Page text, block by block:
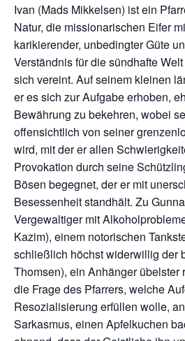
Ivan (Mads Mikkelsen) ist ein
Natur, die missionarischen Eifer
karikierender, unbedingter Güte
Verständnis für die sündhafte
sich vereint. Auf seinem kleinen
er es sich zur Aufgabe erhoben,
Bewährung zu bekehren, wobei
offensichtlich von seiner
wird, mit der er allen
Provokation durch seine
Bösen begegnet, der er mit
Besessenheit standhält. Zu
Vergewaltiger mit
Kazim), einem notorischen
schließlich höchst widerwillig der
Thomsen), ein Anhänger übelster
die Frage des Pfarrers, welche
Resozialisierung erfüllen wolle,
Sarkasmus, einen Apfelkuchen